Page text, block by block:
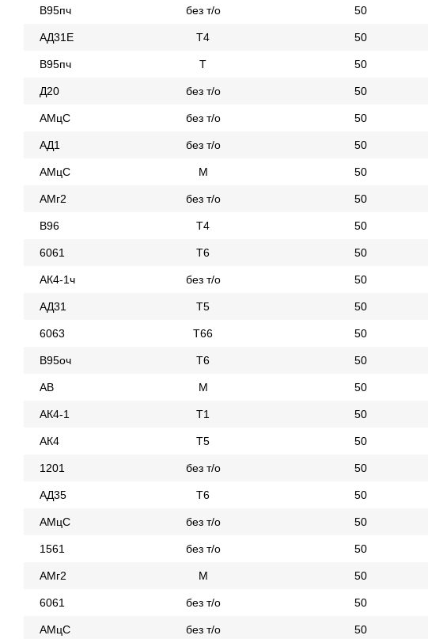
В95пч без т/о 50
АД31Е Т4 50
В95пч Т 50
Д20 без т/о 50
АМцС без т/о 50
АД1 без т/о 50
АМцС М 50
АМг2 без т/о 50
В96 Т4 50
6061 Т6 50
АК4-1ч без т/о 50
АД31 Т5 50
6063 Т66 50
В95оч Т6 50
АВ М 50
АК4-1 Т1 50
АК4 Т5 50
1201 без т/о 50
АД35 Т6 50
АМцС без т/о 50
1561 без т/о 50
АМг2 М 50
6061 без т/о 50
АМцС без т/о 50